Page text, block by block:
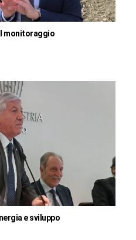
monitoraggio
e sviluppo